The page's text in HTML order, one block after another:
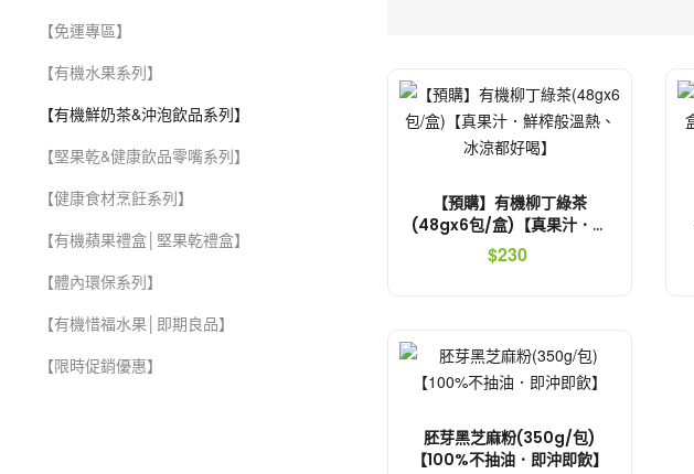
【免運專區】
【有機水果系列】
【有機鮮奶茶&沖泡飲品系列】
【堅果乾&健康飲品零嘴系列】
【健康食材烹飪系列】
【有機蘋果禮盒│堅果乾禮盒】
【體內環保系列】
【有機惜福水果│即期良品】
【限時促銷優惠】
【預購】有機柳丁綠茶
(48gx6包/盒)【真果汁．鮮
榨般溫熱、冰涼都好喝】
$230
胚芽黑芝麻粉(350g/包)
【100%不抽油．即沖即飲】